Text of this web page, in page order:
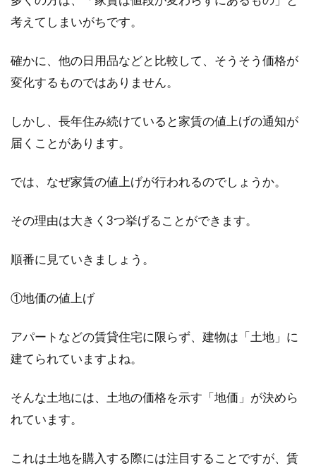
られますが、...
説明するのが難しい！不動産登記と
は？わかりやすくご紹介！
「不動産登記とは？」と誰かに聞かれたとき、
なんとなくは分かっていてもきちんと説明する
賃貸物件の退去時に敷金以上の請求
メリット・デメリットとは
になった時、1LDKの部屋を選ぶこともあるでし
考えてしまいがちです。
確かに、他の日用品などと比較して、そうそう価格が
変化するものではありません。
しかし、長年住み続けていると家賃の値上げの通知が
届くことがあります。
では、なぜ家賃の値上げが行われるのでしょうか。
その理由は大きく3つ挙げることができます。
順番に見ていきましょう。
①地価の値上げ
アパートなどの賃貸住宅に限らず、建物は「土地」に
建てられていますよね。
そんな土地には、土地の価格を示す「地価」が決めら
れています。
これは土地を購入する際には注目することですが、賃